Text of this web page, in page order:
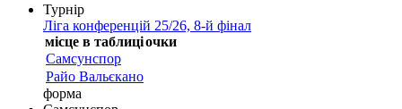
Турнір
Ліга конференцій 25/26, 8-й фінал
місце в таблиціочки
Самсунспор
Райо Вальєкано
форма